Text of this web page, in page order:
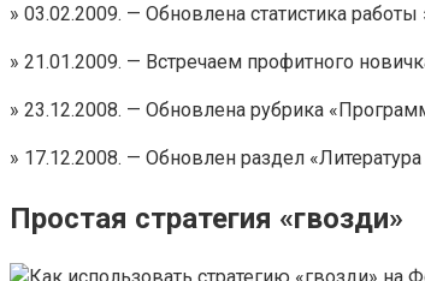
» 03.02.2009. — Обновлена статистика
» 21.01.2009. — Встречаем профитного
» 23.12.2008. — Обновлена рубрика
» 17.12.2008. — Обновлен раздел
Простая стратегия «гвозди»